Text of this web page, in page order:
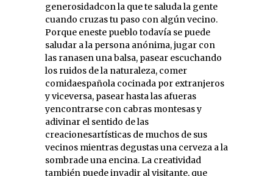
generosidadcon la que te saluda la gente
cuando cruzas tu paso con algún vecino.
Porque eneste pueblo todavía se puede
saludar a la persona anónima, jugar con
las ranasen una balsa, pasear escuchando
los ruidos de la naturaleza, comer
comidaespañola cocinada por extranjeros
y viceversa, pasear hasta las afueras
yencontrarse con cabras montesas y
adivinar el sentido de las
creacionesartísticas de muchos de sus
vecinos mientras degustas una cerveza a la
sombrade una encina. La creatividad
también puede invadir al visitante, que